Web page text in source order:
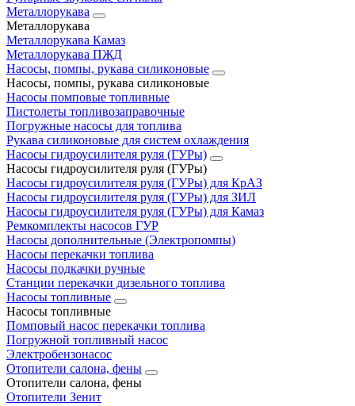
Металлорукава
Металлорукава
Металлорукава Камаз
Металлорукава ПЖД
Насосы, помпы, рукава силиконовые
Насосы, помпы, рукава силиконовые
Насосы помповые топливные
Пистолеты топливозаправочные
Погружные насосы для топлива
Рукава силиконовые для систем охлаждения
Насосы гидроусилителя руля (ГУРы)
Насосы гидроусилителя руля (ГУРы)
Насосы гидроусилителя руля (ГУРы) для КрАЗ
Насосы гидроусилителя руля (ГУРы) для ЗИЛ
Насосы гидроусилителя руля (ГУРы) для Камаз
Ремкомплекты насосов ГУР
Насосы дополнительные (Электропомпы)
Насосы перекачки топлива
Насосы подкачки ручные
Станции перекачки дизельного топлива
Насосы топливные
Насосы топливные
Помповый насос перекачки топлива
Погружной топливный насос
Электробензонасос
Отопители салона, фены
Отопители салона, фены
Отопители Зенит